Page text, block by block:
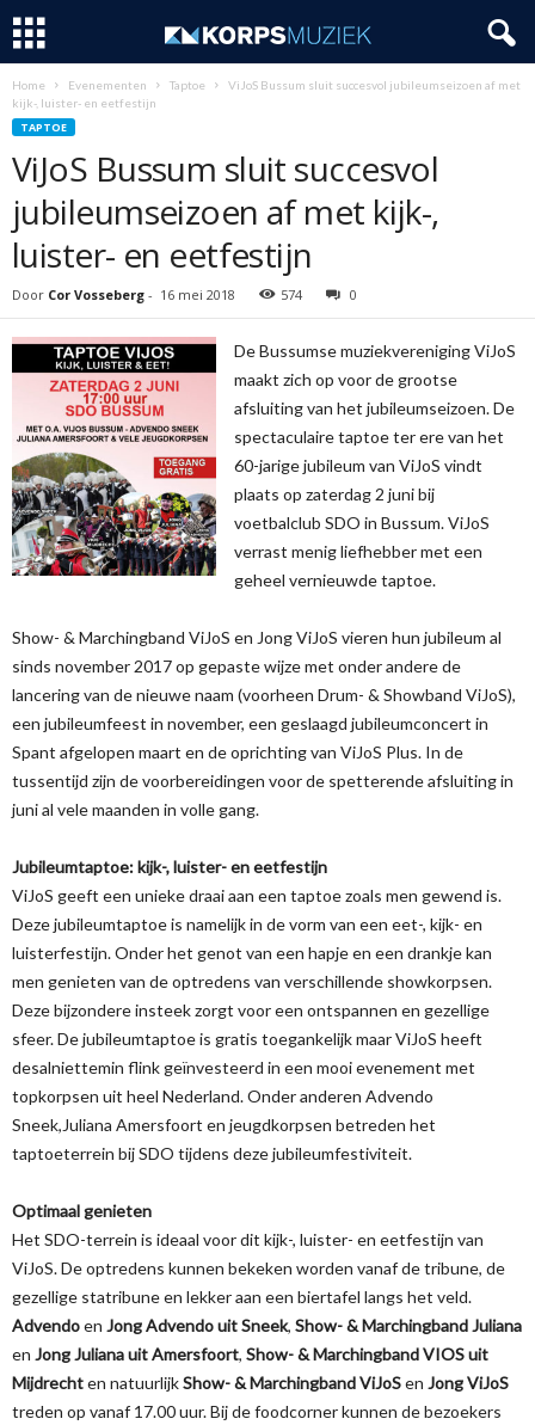
Home Evenementen Taptoe
ViJoS Bussum sluit succesvol jubileumseizoen af met
kijk-, luister- en eetfestijn
TAPTOE
ViJoS Bussum sluit succesvol
jubileumseizoen af met kijk-,
luister- en eetfestijn
Door Cor Vosseberg - 16 mei 2018 574 0
De Bussumse muziekvereniging ViJoS
maakt zich op voor de grootse
afsluiting van het jubileumseizoen. De
spectaculaire taptoe ter ere van het
60-jarige jubileum van ViJoS vindt
plaats op zaterdag 2 juni bij
voetbalclub SDO in Bussum. ViJoS
verrast menig liefhebber met een
geheel vernieuwde taptoe.
Show- & Marchingband ViJoS en Jong ViJoS vieren hun jubileum al
sinds november 2017 op gepaste wijze met onder andere de
lancering van de nieuwe naam (voorheen Drum- & Showband ViJoS),
een jubileumfeest in november, een geslaagd jubileumconcert in
Spant afgelopen maart en de oprichting van ViJoS Plus. In de
tussentijd zijn de voorbereidingen voor de spetterende afsluiting in
juni al vele maanden in volle gang.
Jubileumtaptoe: kijk-, luister- en eetfestijn
ViJoS geeft een unieke draai aan een taptoe zoals men gewend is.
Deze jubileumtaptoe is namelijk in de vorm van een eet-, kijk- en
luisterfestijn. Onder het genot van een hapje en een drankje kan
men genieten van de optredens van verschillende showkorpsen.
Deze bijzondere insteek zorgt voor een ontspannen en gezellige
sfeer. De jubileumtaptoe is gratis toegankelijk maar ViJoS heeft
desalniettemin flink geïnvesteerd in een mooi evenement met
topkorpsen uit heel Nederland. Onder anderen Advendo
Sneek,Juliana Amersfoort en jeugdkorpsen betreden het
taptoeterrein bij SDO tijdens deze jubileumfestiviteit.
Optimaal genieten
Het SDO-terrein is ideaal voor dit kijk-, luister- en eetfestijn van
ViJoS. De optredens kunnen bekeken worden vanaf de tribune, de
gezellige statribune en lekker aan een biertafel langs het veld.
Advendoen Jong Advendo uit Sneek, Show- & Marchingband Juliana
en Jong Juliana uit Amersfoort, Show- & Marchingband VIOS uit
Mijdrechten natuurlijkShow- & Marchingband ViJoSen Jong ViJoS
treden op vanaf 17.00 uur. Bij de foodcorner kunnen de bezoekers